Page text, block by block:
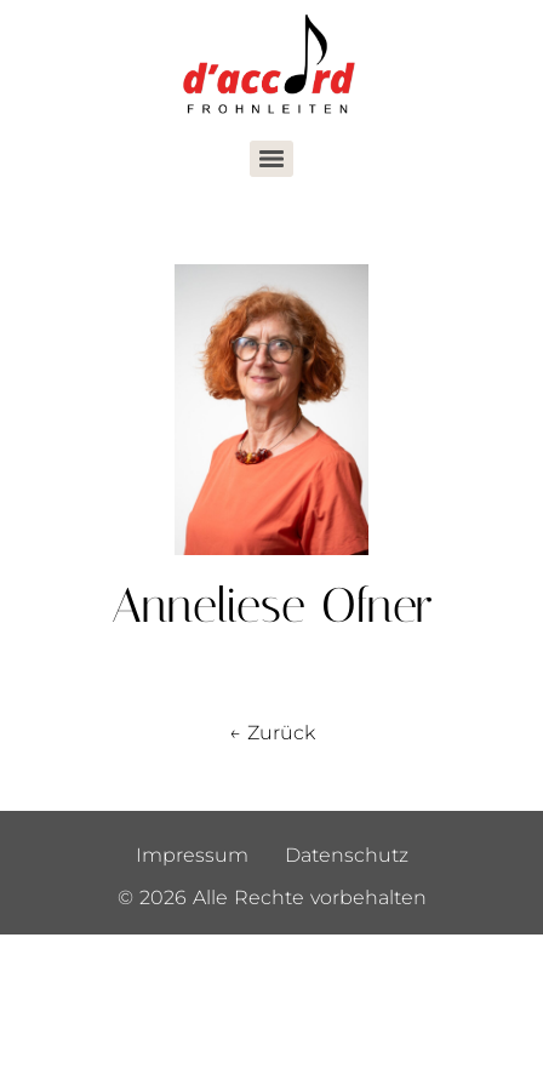
Anneliese Ofner
← Zurück
Impressum
Datenschutz
© 2026 Alle Rechte vorbehalten